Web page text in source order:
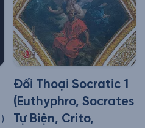
)
Đối Thoại Socratic 1
(Euthyphro, Socrates
Tự Biện, Crito,